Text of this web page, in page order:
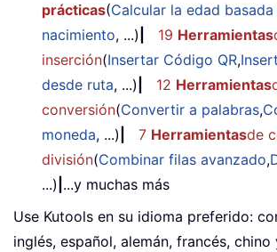
prácticas(Calcular la edad
nacimiento, ...) 19 Herramientas
inserción(Insertar Código QR,
desde ruta, ...) 12 Herramientas
conversión(Convertir a palabras,
moneda, ...) 7 Herramientasde
división(Combinar filas avanzado,
...) ...y muchas más
Use Kutools en su idioma preferido:
inglés, español, alemán, francés,